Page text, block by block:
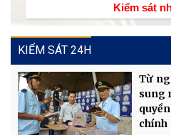
Kiểm sát
KIỂM SÁT 24H
Từ
sung
chính